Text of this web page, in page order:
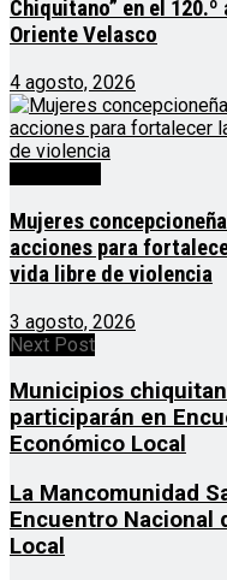
Chiquitano” en el
Oriente Velasco
4 agosto, 2026
Mujeres
acciones para
vida libre de violencia
3 agosto, 2026
Next Post
Municipios
participarán en
Económico Local
La Mancomunidad
Encuentro Nacional
Local